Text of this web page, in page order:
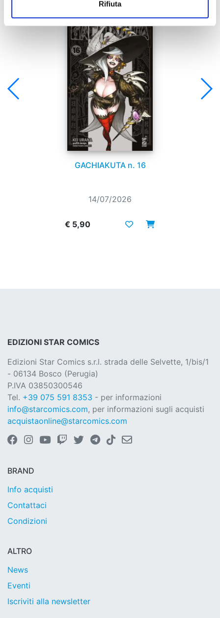
Rifiuta
GACHIAKUTA n. 16
14/07/2026
€ 5,90
EDIZIONI STAR COMICS
Edizioni Star Comics s.r.l. strada delle Selvette, 1/bis/1
- 06134 Bosco (Perugia)
P.IVA 03850300546
Tel. +39 075 591 8353 - per informazioni
info@starcomics.com, per informazioni sugli acquisti
acquistaonline@starcomics.com
BRAND
Info acquisti
Contattaci
Condizioni
ALTRO
News
Eventi
Iscriviti alla newsletter